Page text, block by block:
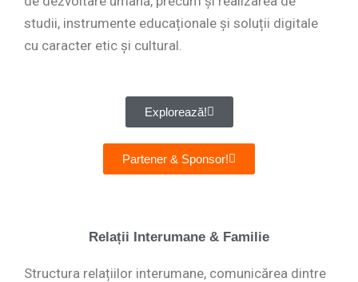
studii, instrumente educaționale și soluții digitale
cu caracter etic și cultural.
Explorează!
Partener & Sponsor!
Relații Interumane & Familie
Structura relațiilor interumane, comunicărea dintre